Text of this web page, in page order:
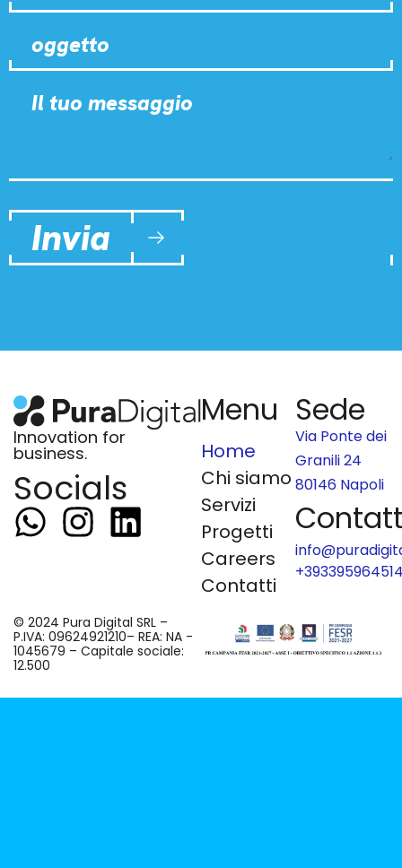
Innovation for
business.
Socials
Menu
Home
Chi siamo
Servizi
Progetti
Careers
Contatti
Sede
Via Ponte dei
Granili 24
80146 Napoli
​© 2024 Pura Digital SRL –
P.IVA: 09624921210– REA: NA -
1045679 – Capitale sociale:
12.500